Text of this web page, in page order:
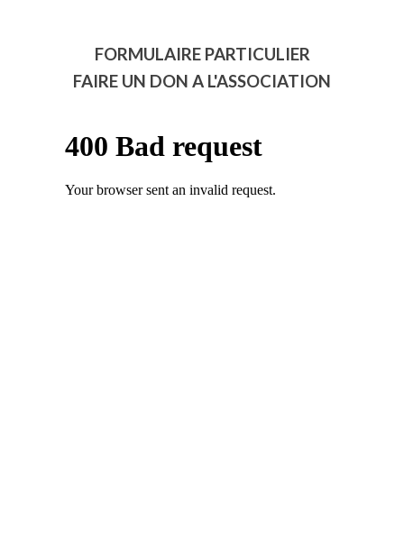
FORMULAIRE PARTICULIER
FAIRE UN DON A L'ASSOCIATION